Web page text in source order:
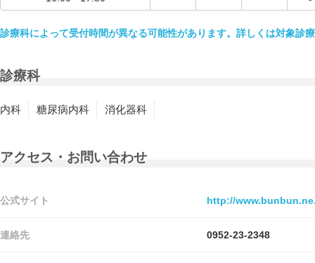
診療科によって受付時間が異なる可能性があります。詳しくは対象診
診療科
内科 糖尿病内科 消化器科
アクセス・お問い合わせ
公式サイト http://
連絡先 0952-23-2348